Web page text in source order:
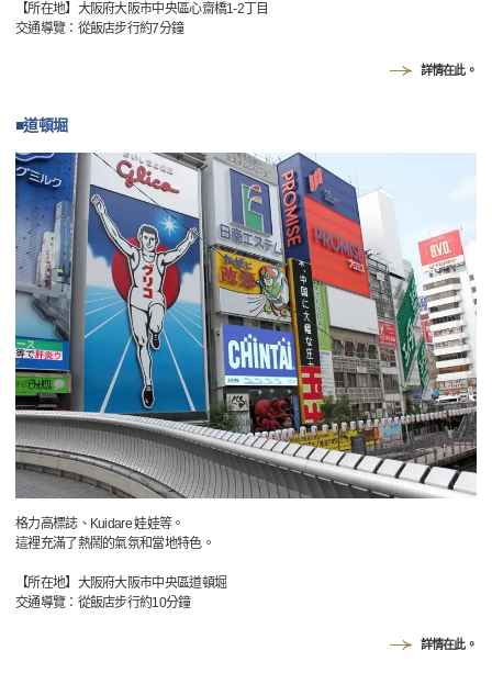
【所在地】大阪府大阪市中央區心齋橋1-2丁目
交通導覽：從飯店步行約7分鐘
詳情在此。
■道頓堀
格力高標誌、Kuidare 娃娃等。
這裡充滿了熱鬧的氣氛和當地特色。
【所在地】大阪府大阪市中央區道頓堀
交通導覽：從飯店步行約10分鐘
詳情在此。